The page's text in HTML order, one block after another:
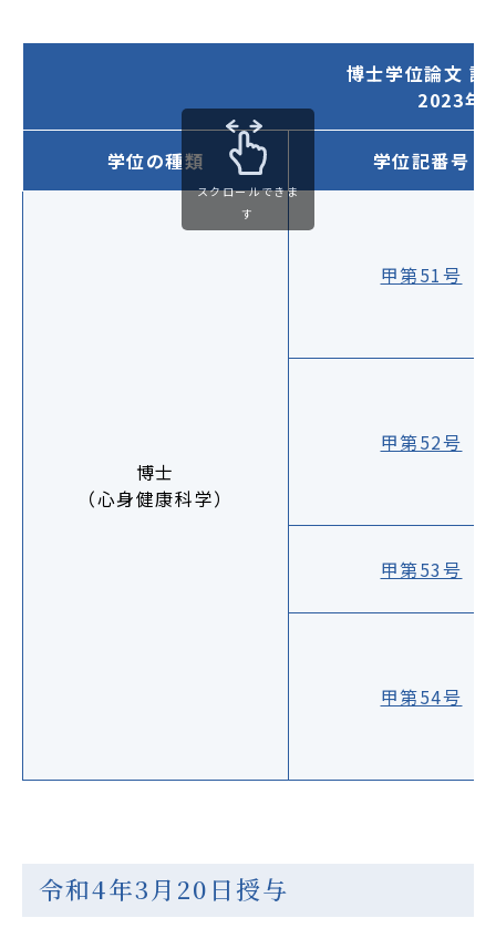
博士学位論文
2023年
学位の種類 学位記番号
博士
（心身健康科学）
甲第51号
甲第52号
甲第53号
甲第54号
スクロールできま
す
令和4年3月20日授与